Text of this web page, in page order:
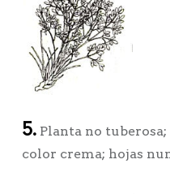
5.Planta no
color crema; hojas